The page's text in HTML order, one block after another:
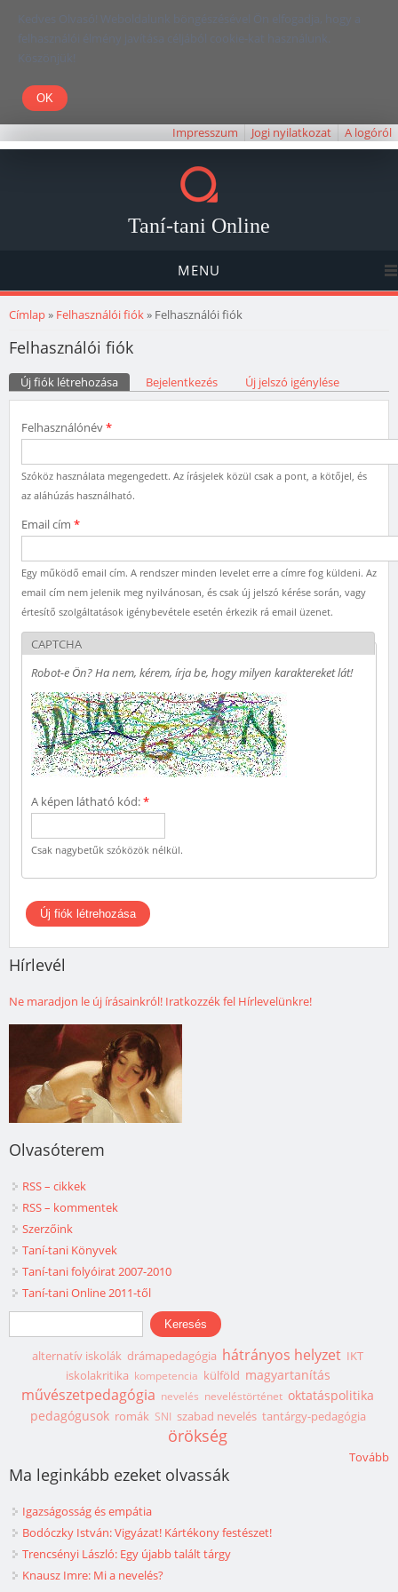
Kedves Olvasó! Weboldalunk böngészésével Ön elfogadja, hogy a
felhasználói élmény javítása céljából cookie-kat használunk.
Köszönjük!
Impresszum Jogi nyilatkozat A logóról
Taní-tani Online
MENU
Jelenlegi hely
Címlap» Felhasználói fiók» Felhasználói fiók
Felhasználói fiók
Elsődleges fülek
Új fiók létrehozása (aktív fül)Bejelentkezés Új jelszó igénylése
Felhasználónév*
Szóköz használata megengedett. Az írásjelek közül csak a pont, a kötőjel, és
az aláhúzás használható.
Email cím *
Egy működő email cím. A rendszer minden levelet erre a címre fog küldeni. Az
email cím nem jelenik meg nyilvánosan, és csak új jelszó kérése során, vagy
értesítő szolgáltatások igénybevétele esetén érkezik rá email üzenet.
CAPTCHA
Robot-e Ön? Ha nem, kérem, írja be, hogy milyen karaktereket lát!
A képen látható kód:*
Csak nagybetűk szóközök nélkül.
Hírlevél
Ne maradjon le új írásainkról! Iratkozzék fel Hírlevelünkre!
Olvasóterem
RSS – cikkek
RSS – kommentek
Szerzőink
Taní-tani Könyvek
Taní-tani folyóirat 2007-2010
Taní-tani Online 2011-től
Keresés űrlap
Keresés
alternatív iskolák drámapedagógia hátrányos helyzet IKT
iskolakritika kompetencia külföld magyartanítás
művészetpedagógia nevelés neveléstörténet oktatáspolitika
pedagógusok romák SNI szabad nevelés tantárgy-pedagógia
örökség
Tovább
Ma leginkább ezeket olvassák
Igazságosság és empátia
Bodóczky István: Vigyázat! Kártékony festészet!
Trencsényi László: Egy újabb talált tárgy
Knausz Imre: Mi a nevelés?